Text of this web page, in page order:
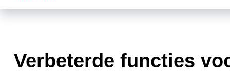
Verbeterde functies